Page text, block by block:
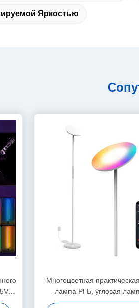
Яркостью
Многоцветная
лампа РГБ, угловая
люменов ДИИ РГБ